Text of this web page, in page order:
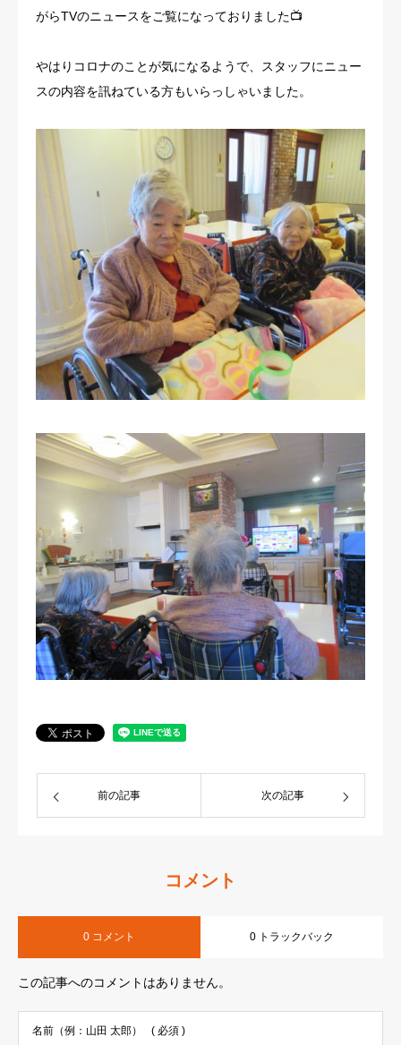
がらTVのニュースをご覧になっておりました📺
やはりコロナのことが気になるようで、スタッフにニュー
スの内容を訊ねている方もいらっしゃいました。
前の記事 次の記事
コメント
0 コメント 0 トラックバック
この記事へのコメントはありません。
名前（例：山田 太郎） ( 必須 )